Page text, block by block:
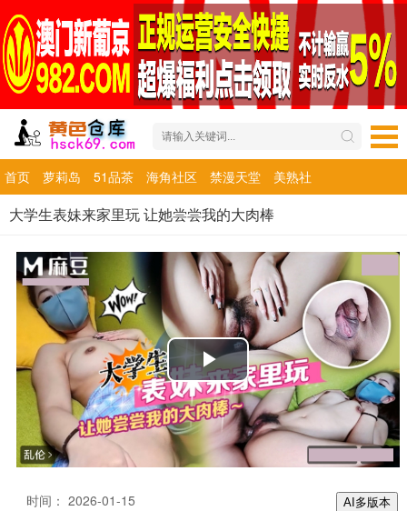
首页 萝莉岛 51品茶 海角社区 禁漫天堂 美熟社
大学生表妹来家里玩 让她尝尝我的大肉棒
AI多版本
时间： 2026-01-15